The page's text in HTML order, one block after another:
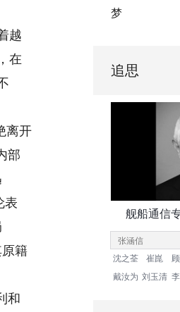
越
在
离开
部
表
籍
和
梦
追思
舰船通信
沈之荃 崔崑
戴汝为 刘玉清